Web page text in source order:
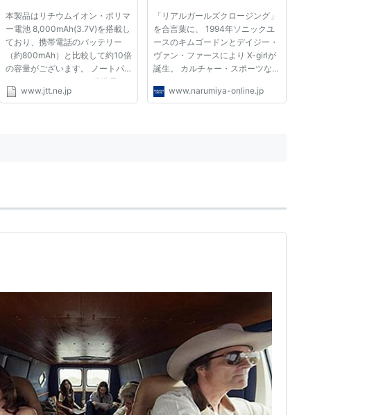
本製品はリチウムイオン・ポリマ
ー電池 8,000mAh(3.7V)を搭載し
ており、携帯電話のバッテリー
（約800mAh）と比較して約10倍
の容量がございます。 ノートパ
ソコンやモバイルPC、携帯電
話、ゲーム機、デジタルカメラ、
www.jtt.ne.jp
「リアルガールズクロージング」
を合言葉に、 1994年ソニックユ
ースのキムゴードンとデイジー・
ヴァン・ファースにより X-girlが
誕生。 カルチャー・スポーツな
どストリートシーンからさまざま
な要素を取り込み、 時代の変化
www.narumiya-online.jp